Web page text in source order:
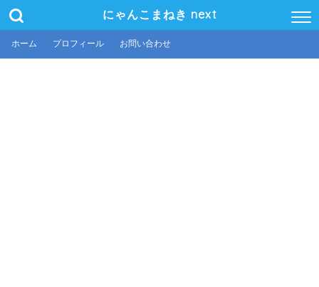
にゃんこまねき next
ホーム プロフィール お問い合わせ